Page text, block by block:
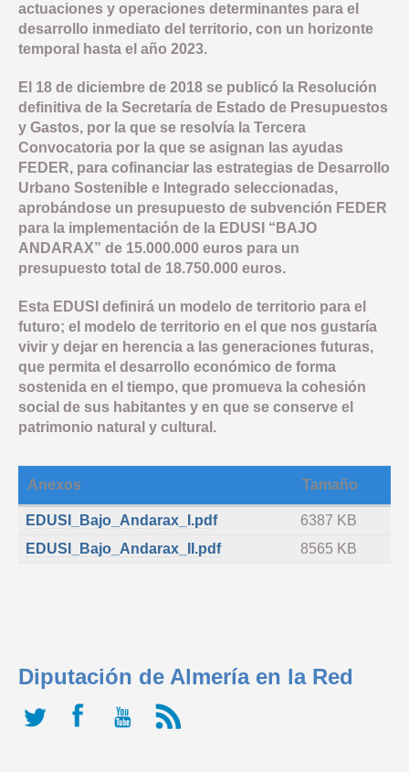
actuaciones y operaciones determinantes para el
desarrollo inmediato del territorio, con un horizonte
temporal hasta el año 2023.
El 18 de diciembre de 2018 se publicó la Resolución
definitiva de la Secretaría de Estado de Presupuestos
y Gastos, por la que se resolvía la Tercera
Convocatoria por la que se asignan las ayudas
FEDER, para cofinanciar las estrategias de Desarrollo
Urbano Sostenible e Integrado seleccionadas,
aprobándose un presupuesto de subvención FEDER
para la implementación de la EDUSI “BAJO
ANDARAX” de 15.000.000 euros para un
presupuesto total de 18.750.000 euros.
Esta EDUSI definirá un modelo de territorio para el
futuro; el modelo de territorio en el que nos gustaría
vivir y dejar en herencia a las generaciones futuras,
que permita el desarrollo económico de forma
sostenida en el tiempo, que promueva la cohesión
social de sus habitantes y en que se conserve el
patrimonio natural y cultural.
Anexos Tamaño
EDUSI_Bajo_Andarax_I.pdf
6387 KB
EDUSI_Bajo_Andarax_II.pdf
8565 KB
Diputación de Almería en la Red